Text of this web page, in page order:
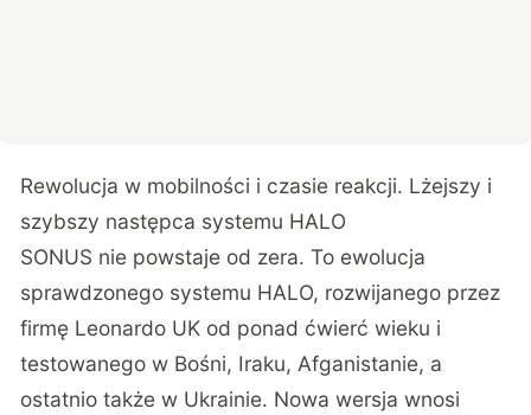
Rewolucja w mobilności i czasie reakcji. Lżejszy i
szybszy następca systemu HALO
SONUS nie powstaje od zera. To ewolucja
sprawdzonego systemu HALO, rozwijanego przez
firmę Leonardo UK od ponad ćwierć wieku i
testowanego w Bośni, Iraku, Afganistanie, a
ostatnio także w Ukrainie. Nowa wersja wnosi